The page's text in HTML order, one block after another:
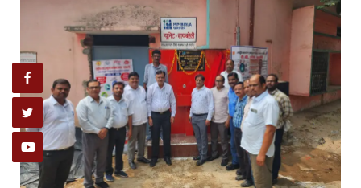
रायबरेली-साहब हमार ट्रक चोरी हो गवा,,,,,,,,?